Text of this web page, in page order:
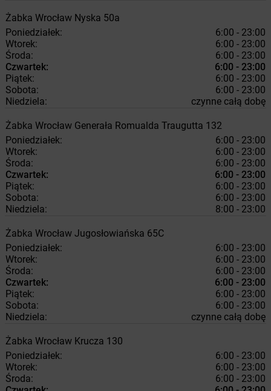
Żabka Wrocław Nyska 50a
Poniedziałek:
6:00 - 23:00
Wtorek:
6:00 - 23:00
Środa:
6:00 - 23:00
Czwartek:
6:00 - 23:00
Piątek:
6:00 - 23:00
Sobota:
6:00 - 23:00
Niedziela:
czynne całą dobę
Żabka Wrocław Generała Romualda Traugutta 132
Poniedziałek:
6:00 - 23:00
Wtorek:
6:00 - 23:00
Środa:
6:00 - 23:00
Czwartek:
6:00 - 23:00
Piątek:
6:00 - 23:00
Sobota:
6:00 - 23:00
Niedziela:
8:00 - 23:00
Żabka Wrocław Jugosłowiańska 65C
Poniedziałek:
6:00 - 23:00
Wtorek:
6:00 - 23:00
Środa:
6:00 - 23:00
Czwartek:
6:00 - 23:00
Piątek:
6:00 - 23:00
Sobota:
6:00 - 23:00
Niedziela:
czynne całą dobę
Żabka Wrocław Krucza 130
Poniedziałek:
6:00 - 23:00
Wtorek:
6:00 - 23:00
Środa:
6:00 - 23:00